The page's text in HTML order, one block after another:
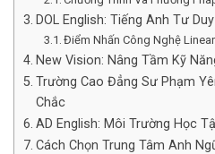
DOL English: Tiếng Anh Tư
Điểm Nhấn Công Nghệ
New Vision: Nâng Tầm Kỹ
Trường Cao Đẳng Sư Phạm
Chắc
AD English: Môi Trường Học
Cách Chọn Trung Tâm Anh